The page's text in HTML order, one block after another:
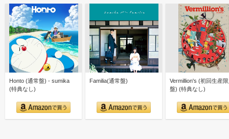
Honto (通常盤) - sumika
(特典なし)
Familia(通常盤)
Vermillion's (初回生産
盤) (特典なし)